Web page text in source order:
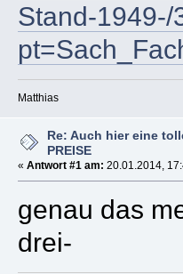
Stand-
Matthias
Re: Auch hier eine
PREISE
«Antwort #1 am: 20.01.2014,
genau das
drei-